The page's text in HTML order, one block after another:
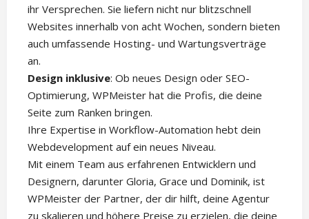
ihr Versprechen. Sie liefern nicht nur blitzschnell
Websites innerhalb von acht Wochen, sondern bieten
auch umfassende Hosting- und Wartungsverträge
an.
Design inklusive: Ob neues Design oder SEO-
Optimierung, WPMeister hat die Profis, die deine
Seite zum Ranken bringen.
Ihre Expertise in Workflow-Automation hebt dein
Webdevelopment auf ein neues Niveau.
Mit einem Team aus erfahrenen Entwicklern und
Designern, darunter Gloria, Grace und Dominik, ist
WPMeister der Partner, der dir hilft, deine Agentur
zu skalieren und höhere Preise zu erzielen, die deine